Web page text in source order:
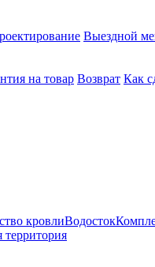
Выездной
на товар Возврат Как
кровлиВодосток